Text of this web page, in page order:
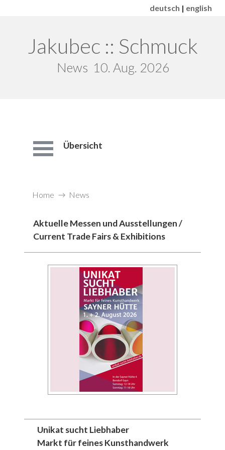
deutsch | english
Jakubec :: Schmuck
News 10. Aug. 2026
Übersicht
Home News
Aktuelle Messen und Ausstellungen /
Current Trade Fairs & Exhibitions
Unikat sucht Liebhaber
Markt für feines Kunsthandwerk